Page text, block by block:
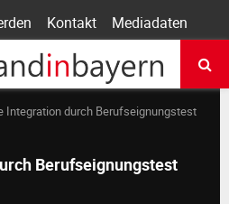
Kontakt Mediadaten
Integration durch Berufseignungstest
Berufseignungstest